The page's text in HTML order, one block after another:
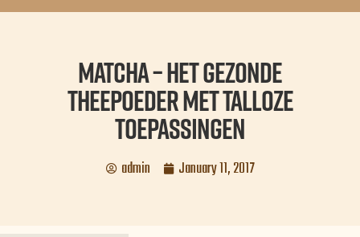
Matcha – het gezonde
theepoeder met talloze
toepassingen
admin January 11, 2017